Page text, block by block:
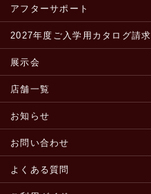
アフターサポート
2027年度ご入学用カタログ請求
展示会
店舗一覧
お知らせ
お問い合わせ
よくある質問